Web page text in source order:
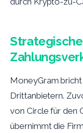
MoneyGram
Drittanbietern.
von Circle für den
übernimmt die